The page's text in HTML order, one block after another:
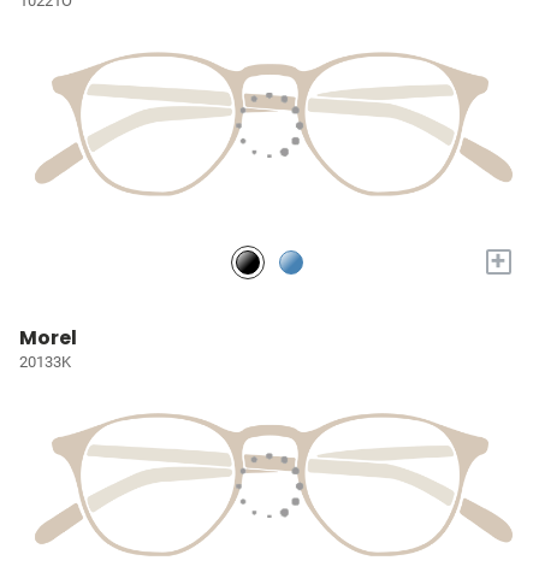
+
Morel
20133K